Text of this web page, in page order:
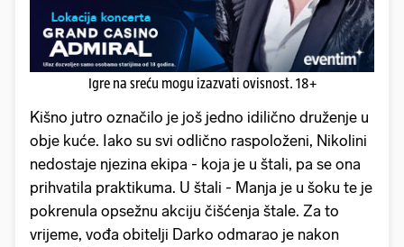
Igre na sreću mogu izazvati ovisnost. 18+
Kišno jutro označilo je još jedno idilično druženje u
obje kuće. Iako su svi odlično raspoloženi, Nikolini
nedostaje njezina ekipa - koja je u štali, pa se ona
prihvatila praktikuma. U štali - Manja je u šoku te je
pokrenula opsežnu akciju čišćenja štale. Za to
vrijeme, vođa obitelji Darko odmarao je nakon